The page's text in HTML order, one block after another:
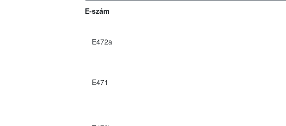
E-szám
E472a
E471